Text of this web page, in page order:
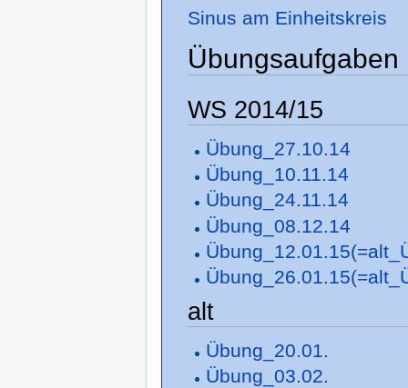
Sinus am Einheitskreis
Übungsaufgaben
WS 2014/15
Übung_27.10.14
Übung_10.11.14
Übung_24.11.14
Übung_08.12.14
alt
Übung_20.01.
Übung_03.02.